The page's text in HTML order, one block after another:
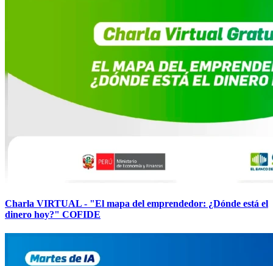
Charla VIRTUAL - "El mapa del emprendedor: ¿Dónde está el
dinero hoy?" COFIDE